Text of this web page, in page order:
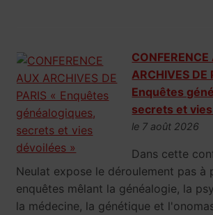
CONFERENCE
ARCHIVES DE
Enquêtes
secrets et
le 7 août 2026
Dans cette
Neulat expose le déroulement pas à
enquêtes mêlant la généalogie, la
la médecine, la génétique et